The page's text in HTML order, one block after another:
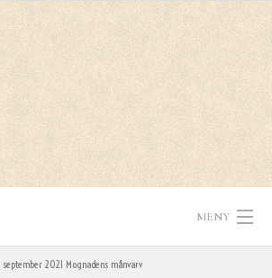
MENY
2021 Mognadens månvarv